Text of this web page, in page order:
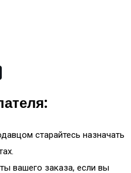
старайтесь назначать
вашего заказа, если вы